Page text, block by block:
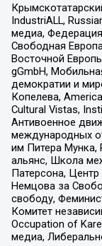
IndustriALL,
медиа,
Свободная
Восточной
gGmbH,
демократии и
Копелева,
Cultural Vistas,
Антивоенное
международных
им Питера Мунка,
альянс, Школа
Патерсона,
Немцова за
свободу,
Комитет
Occupation of
медиа,